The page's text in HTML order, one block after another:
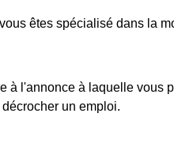
êtes spécialisé dans la
à l'annonce à laquelle vous
un emploi.